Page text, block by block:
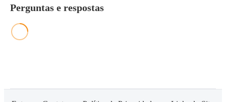
Perguntas e respostas